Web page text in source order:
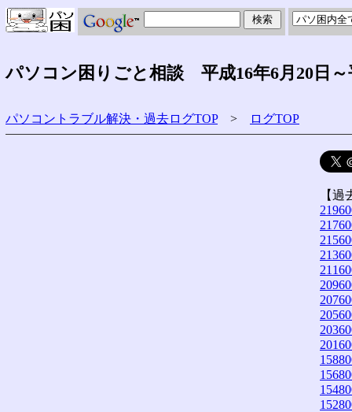
パソコン困りごと相談 平成16年6月20日～
パソコントラブル解決・過去ログTOP> ログTOP
【